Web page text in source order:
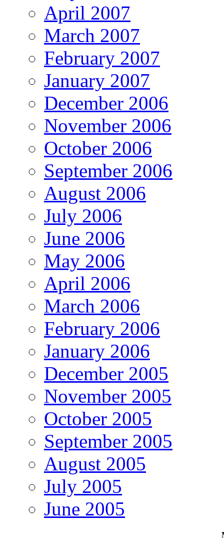
April 2007
March 2007
February 2007
January 2007
December 2006
November 2006
October 2006
September 2006
August 2006
July 2006
June 2006
May 2006
April 2006
March 2006
February 2006
January 2006
December 2005
November 2005
October 2005
September 2005
August 2005
July 2005
June 2005